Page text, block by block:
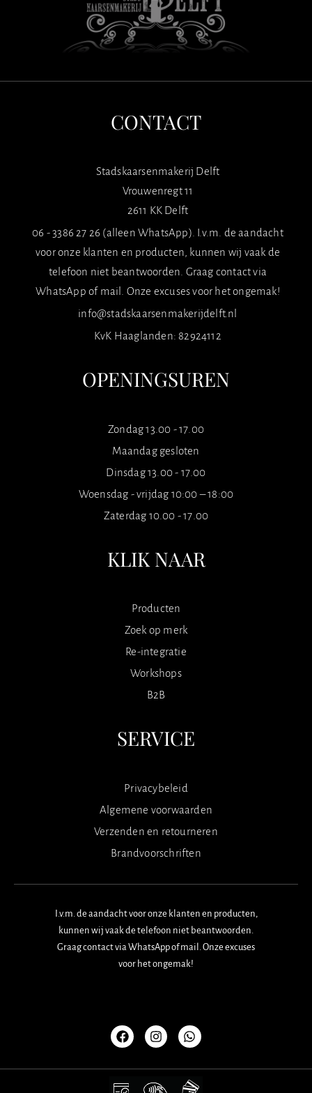
CONTACT
Stadskaarsenmakerij Delft
Vrouwenregt 11
2611 KK Delft
06 - 3386 27 26 (alleen WhatsApp). I.v.m. de aandacht
voor onze klanten en producten, kunnen wij vaak de
telefoon niet beantwoorden. Graag contact via
WhatsApp of mail. Onze excuses voor het ongemak!
info@stadskaarsenmakerijdelft.nl
KvK Haaglanden: 82924112
OPENINGSUREN
Zondag 13.00 - 17.00
Maandag gesloten
Dinsdag 13.00 - 17.00
Woensdag - vrijdag 10:00 – 18:00
Zaterdag 10.00 - 17.00
KLIK NAAR
Producten
Zoek op merk
Re-integratie
Workshops
B2B
SERVICE
Privacybeleid
Algemene voorwaarden
Verzenden en retourneren
Brandvoorschriften
I.v.m. de aandacht voor onze klanten en producten,
kunnen wij vaak de telefoon niet beantwoorden.
Graag contact via WhatsApp of mail. Onze excuses
voor het ongemak!
a
c
e
o
o
n
s
t
g
r
h
a
t
a
p